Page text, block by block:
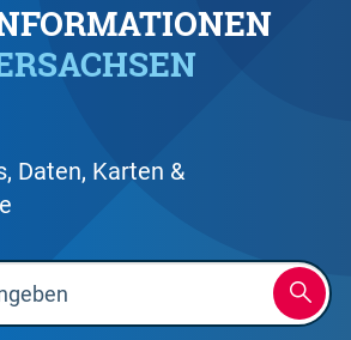
Daten, Karten &